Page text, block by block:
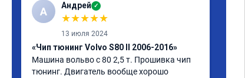
А Андрей ✓
★★★★★
13 июля 2024
«Чип тюнинг Volvo S80 II 2006-2016»
Машина вольво с 80 2,5 т. Прошивка чип
тюнинг. Двигатель вообще хорошо